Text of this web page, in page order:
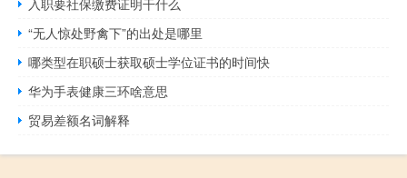
入职要社保缴费证明干什么
“无人惊处野禽下”的出处是哪里
哪类型在职硕士获取硕士学位证书的时间快
华为手表健康三环啥意思
贸易差额名词解释